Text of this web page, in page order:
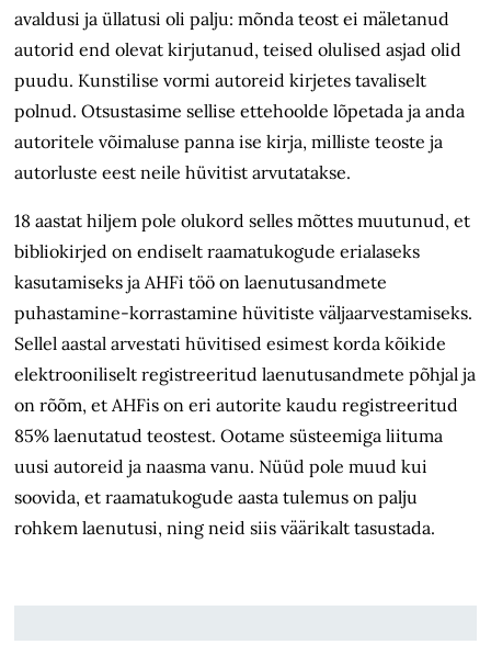
avaldusi ja üllatusi oli palju: mõnda teost ei mäletanud
autorid end olevat kirjutanud, teised olulised asjad olid
puudu. Kunstilise vormi autoreid kirjetes tavaliselt
polnud. Otsustasime sellise ettehoolde lõpetada ja anda
autoritele võimaluse panna ise kirja, milliste teoste ja
autorluste eest neile hüvitist arvutatakse.
18 aastat hiljem pole olukord selles mõttes muutunud, et
bibliokirjed on endiselt raamatukogude erialaseks
kasutamiseks ja AHFi töö on laenutusandmete
puhastamine-korrastamine hüvitiste väljaarvestamiseks.
Sellel aastal arvestati hüvitised esimest korda kõikide
elektrooniliselt registreeritud laenutusandmete põhjal ja
on rõõm, et AHFis on eri autorite kaudu registreeritud
85% laenutatud teostest. Ootame süsteemiga liituma
uusi autoreid ja naasma vanu. Nüüd pole muud kui
soovida, et raamatukogude aasta tulemus on palju
rohkem laenutusi, ning neid siis väärikalt tasustada.